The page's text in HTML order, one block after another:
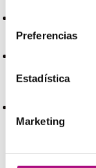
Preferencias
Estadística
Marketing
When should I
What should
door?
Should I